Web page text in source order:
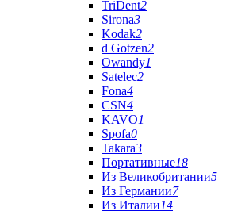
TriDent2
Sirona3
Kodak2
d Gotzen2
Owandy1
Satelec2
Fona4
CSN4
KAVO1
Spofa0
Takara3
Портативные18
Из Великобритании5
Из Германии7
Из Италии14